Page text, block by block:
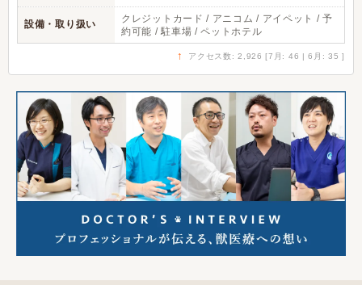
設備・取り扱い
クレジットカード / アニコム / アイペット / 予
約可能 / 駐車場 / ペットホテル
↑ アクセス数: 2,926 [7月: 46 | 6月: 35 ]